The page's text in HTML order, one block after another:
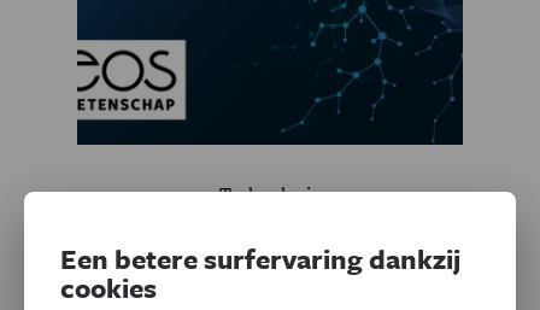
Technologie
Airconditioning veroorzaakt een toename in de
Een betere surfervaring dankzij
cookies